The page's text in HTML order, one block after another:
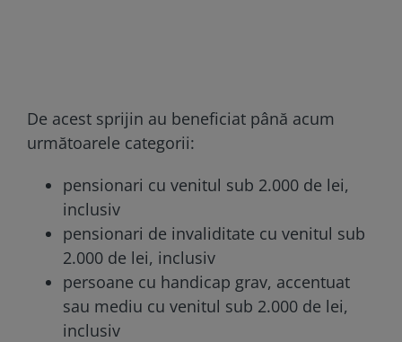
De acest sprijin au beneficiat până acum
următoarele categorii:
pensionari cu venitul sub 2.000 de lei,
inclusiv
pensionari de invaliditate cu venitul sub
2.000 de lei, inclusiv
persoane cu handicap grav, accentuat
sau mediu cu venitul sub 2.000 de lei,
inclusiv